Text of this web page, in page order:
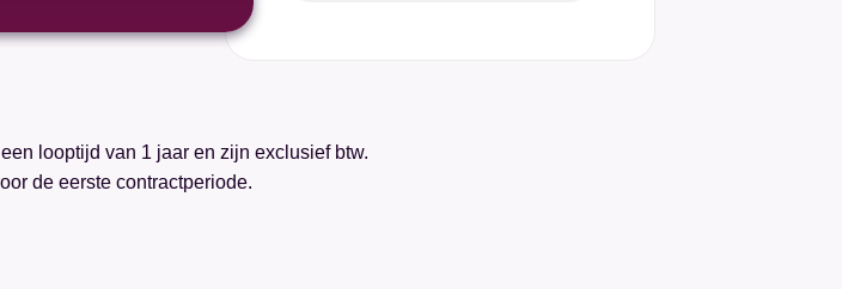
looptijd van 1 jaar en zijn exclusief btw.
de eerste contractperiode.